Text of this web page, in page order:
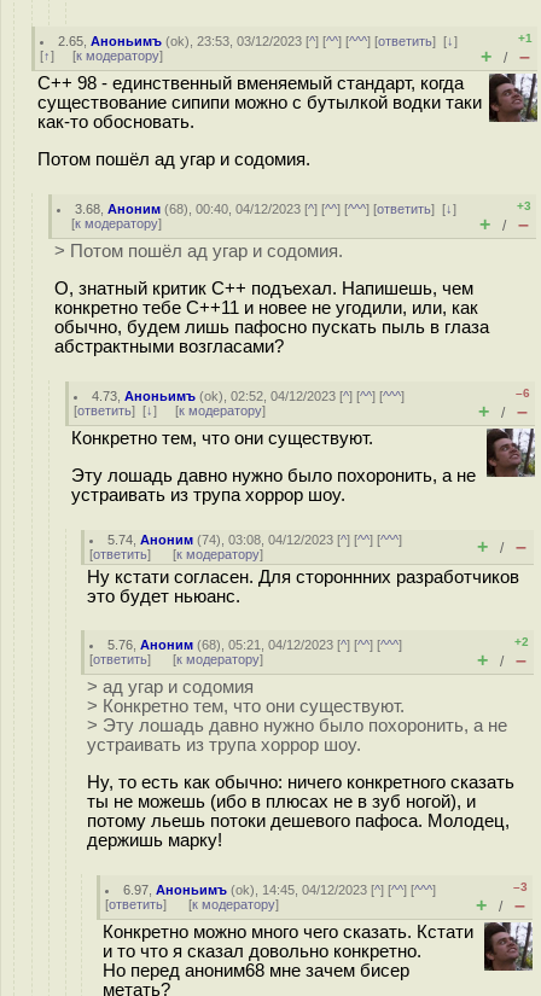
2.65 ,Аноньимъ (ok), 23:53, 03/12/2023 [^] [^^] [^^^] [ответить][↓]
[↑] [к модератору]
+1
+ / –
С++ 98 - единственный вменяемый стандарт, когда
существование сипипи можно с бутылкой водки таки
как-то обосновать.
Потом пошёл ад угар и содомия.
3.68 ,Аноним (68), 00:40, 04/12/2023 [^] [^^] [^^^] [ответить][↓]
[к модератору]
+3
+ / –
> Потом пошёл ад угар и содомия.
О, знатный критик C++ подъехал. Напишешь, чем
конкретно тебе C++11 и новее не угодили, или, как
обычно, будем лишь пафосно пускать пыль в глаза
абстрактными возгласами?
4.73 ,Аноньимъ (ok), 02:52, 04/12/2023 [^] [^^] [^^^]
[ответить] [↓] [к модератору]
–6
+ / –
Конкретно тем, что они существуют.
Эту лошадь давно нужно было похоронить, а не
устраивать из трупа хоррор шоу.
5.74 ,Аноним (74), 03:08, 04/12/2023 [^] [^^] [^^^]
[ответить] [к модератору] + / –
Ну кстати согласен. Для стороннних разработчиков
это будет ньюанс.
5.76 ,Аноним (68), 05:21, 04/12/2023 [^] [^^] [^^^]
[ответить] [к модератору]
+2
+ / –
> ад угар и содомия
> Конкретно тем, что они существуют.
> Эту лошадь давно нужно было похоронить, а не
устраивать из трупа хоррор шоу.
Ну, то есть как обычно: ничего конкретного сказать
ты не можешь (ибо в плюсах не в зуб ногой), и
потому льешь потоки дешевого пафоса. Молодец,
держишь марку!
6.97 ,Аноньимъ (ok), 14:45, 04/12/2023 [^] [^^] [^^^]
[ответить] [к модератору]
–3
+ / –
Конкретно можно много чего сказать. Кстати
и то что я сказал довольно конкретно.
Но перед аноним68 мне зачем бисер
метать?